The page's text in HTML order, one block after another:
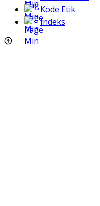
Kode Etik
Indeks